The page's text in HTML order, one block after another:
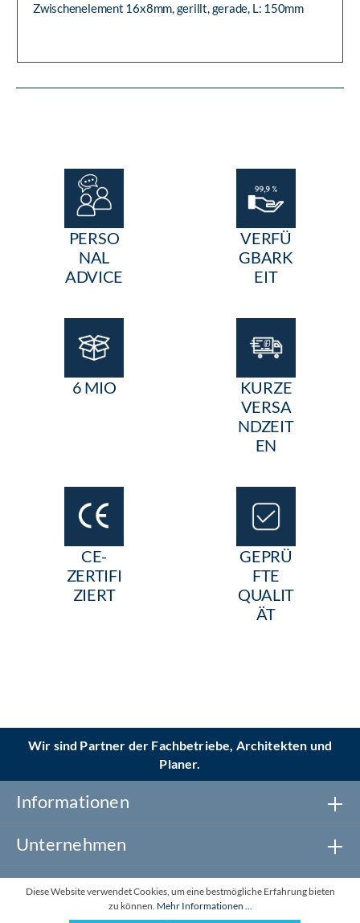
Zwischenelement 16x8mm, gerillt, gerade, L: 150mm
PERSO
NAL
ADVICE
VERFÜ
GBARK
EIT
6 MIO
KURZE
VERSA
NDZEIT
EN
CE-
ZERTIFI
ZIERT
GEPRÜ
FTE
QUALIT
ÄT
Wir sind Partner der Fachbetriebe, Architekten und
Planer.
Informationen
Unternehmen
Newsletter abonnieren
Diese Website verwendet Cookies, um eine bestmögliche Erfahrung bieten
zu können. Mehr Informationen ...